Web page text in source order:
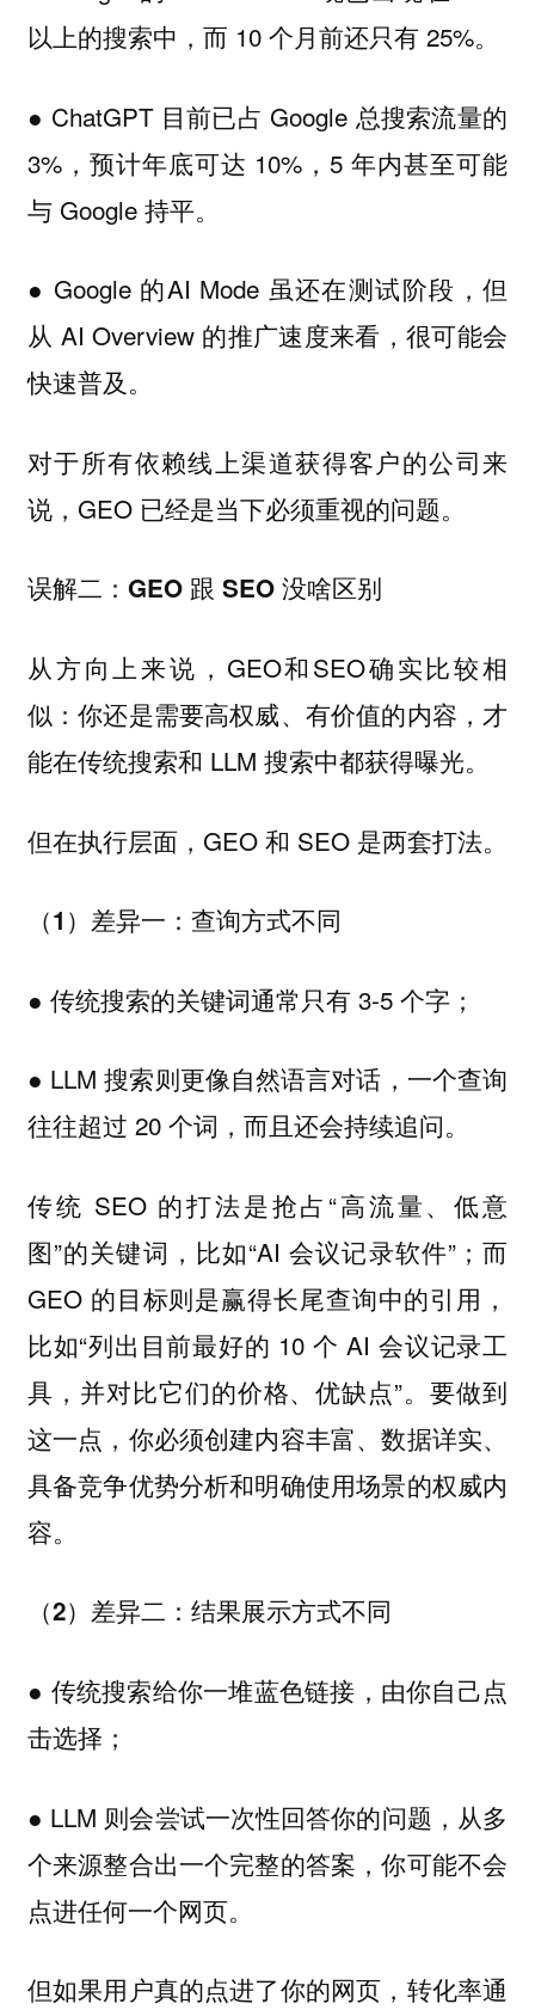
以上的搜索中，而 10 个月前还只有 25%。
● ChatGPT 目前已占 Google 总搜索流量的
3%，预计年底可达 10%，5 年内甚至可能
与 Google 持平。
● Google 的AI Mode 虽还在测试阶段，但
从 AI Overview 的推广速度来看，很可能会
快速普及。
对于所有依赖线上渠道获得客户的公司来
说，GEO 已经是当下必须重视的问题。
误解二：GEO 跟 SEO 没啥区别
从方向上来说，GEO和SEO确实比较相
似：你还是需要高权威、有价值的内容，才
能在传统搜索和 LLM 搜索中都获得曝光。
但在执行层面，GEO 和 SEO 是两套打法。
（1）差异一：查询方式不同
● 传统搜索的关键词通常只有 3-5 个字；
● LLM 搜索则更像自然语言对话，一个查询
往往超过 20 个词，而且还会持续追问。
传统 SEO 的打法是抢占“高流量、低意
图”的关键词，比如“AI 会议记录软件”；而
GEO 的目标则是赢得长尾查询中的引用，
比如“列出目前最好的 10 个 AI 会议记录工
具，并对比它们的价格、优缺点”。要做到
这一点，你必须创建内容丰富、数据详实、
具备竞争优势分析和明确使用场景的权威内
容。
（2）差异二：结果展示方式不同
● 传统搜索给你一堆蓝色链接，由你自己点
击选择；
● LLM 则会尝试一次性回答你的问题，从多
个来源整合出一个完整的答案，你可能不会
点进任何一个网页。
但如果用户真的点进了你的网页，转化率通